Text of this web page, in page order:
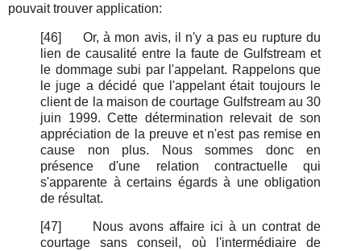
pouvait trouver application:
[46]
Or, à mon avis, il n'y a pas eu rupture du
lien de causalité entre la faute de Gulfstream et
le dommage subi par l'appelant. Rappelons que
le juge a décidé que l'appelant était toujours le
client de la maison de courtage Gulfstream au 30
juin 1999. Cette détermination relevait de son
appréciation de la preuve et n'est pas remise en
cause non plus. Nous sommes donc en
présence d'une relation contractuelle qui
s'apparente à certains égards à une obligation
de résultat.
[47]
Nous avons affaire ici à un contrat de
courtage sans conseil, où l'intermédiaire de